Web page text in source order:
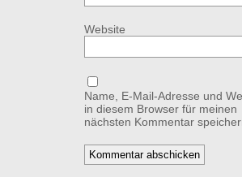
Website
Name, E-Mail-Adresse und
in diesem Browser für meinen
nächsten Kommentar